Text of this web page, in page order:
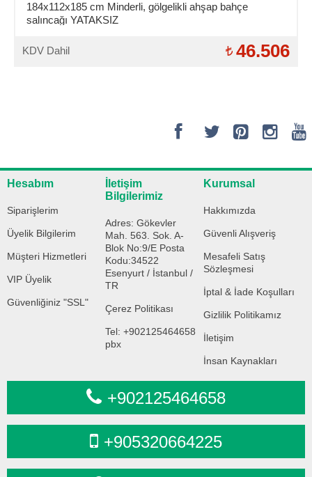
184x112x185 cm Minderli, gölgelikli ahşap bahçe
salıncağı YATAKSIZ
KDV Dahil 46.506
Hesabım
Siparişlerim
Üyelik Bilgilerim
Müşteri Hizmetleri
VIP Üyelik
Güvenliğiniz "SSL"
İletişim
Bilgilerimiz
Adres: Gökevler
Mah. 563. Sok. A-
Blok No:9/E Posta
Kodu:34522
Esenyurt / İstanbul /
TR
Çerez Politikası
Tel: +902125464658
pbx
Kurumsal
Hakkımızda
Güvenli Alışveriş
Mesafeli Satış
Sözleşmesi
İptal & İade Koşulları
Gizlilik Politikamız
İletişim
İnsan Kaynakları
+902125464658
+905320664225